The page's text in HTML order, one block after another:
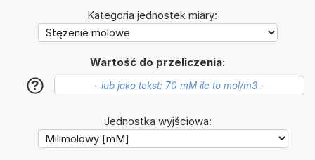
Kategoria jednostek miary:
Wartość do przeliczenia:
?
Jednostka wyjściowa: